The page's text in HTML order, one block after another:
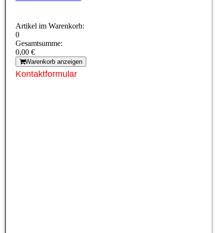
Artikel im Warenkorb:
0
Gesamtsumme:
0,00 €
Warenkorb anzeigen
Kontaktformular